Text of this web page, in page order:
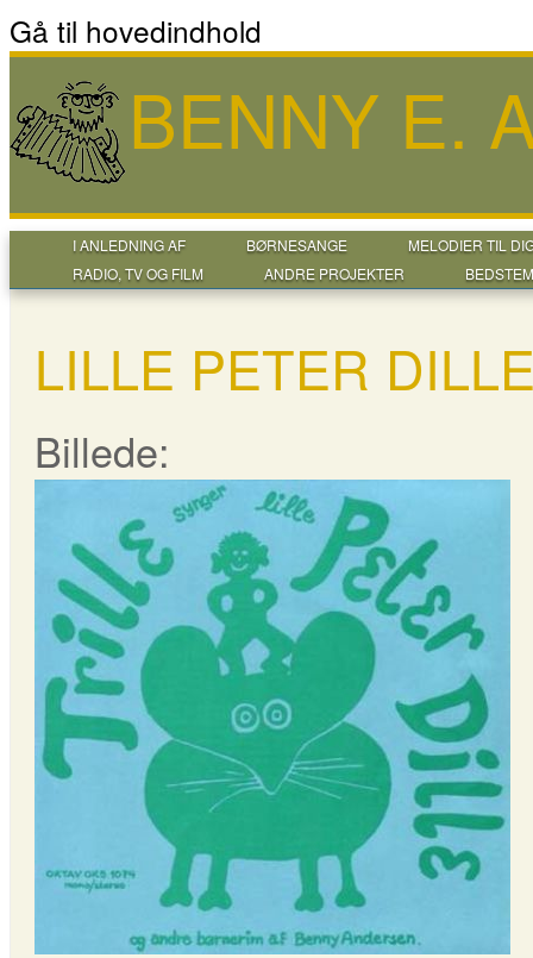
Gå til hovedindhold
BENNY E.
I ANLEDNING AF BØRNESANGE
MELODIER TIL
RADIO, TV OG FILM
ANDRE PROJEKTER
LILLE PETER
Billede: